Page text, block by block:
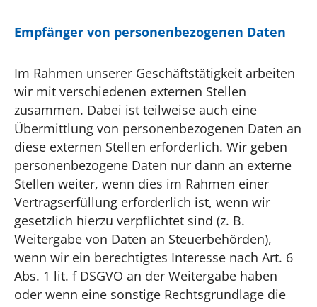
Empfänger von personenbezogenen Daten
Im Rahmen unserer Geschäftstätigkeit arbeiten
wir mit verschiedenen externen Stellen
zusammen. Dabei ist teilweise auch eine
Übermittlung von personenbezogenen Daten an
diese externen Stellen erforderlich. Wir geben
personenbezogene Daten nur dann an externe
Stellen weiter, wenn dies im Rahmen einer
Vertragserfüllung erforderlich ist, wenn wir
gesetzlich hierzu verpflichtet sind (z. B.
Weitergabe von Daten an Steuerbehörden),
wenn wir ein berechtigtes Interesse nach Art. 6
Abs. 1 lit. f DSGVO an der Weitergabe haben
oder wenn eine sonstige Rechtsgrundlage die